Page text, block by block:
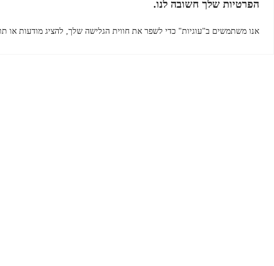
הפרטיות שלך חשובה לנו.
אנו משתמשים ב"עוגיות" כדי לשפר את חווית הגלישה שלך, להציג מודעות או
ימים א'-ה'